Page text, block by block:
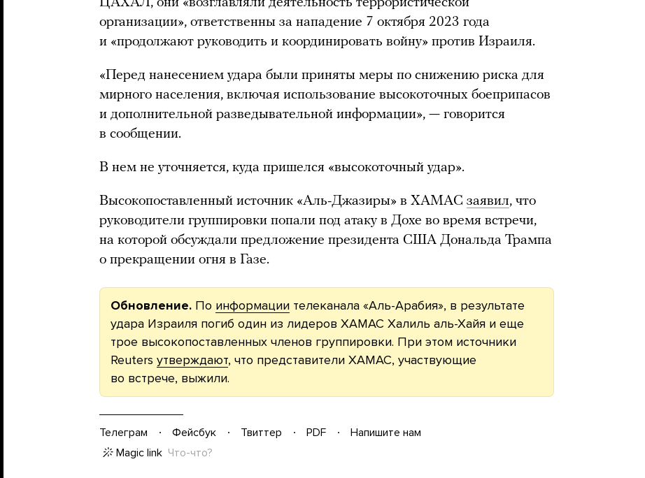
ЦАХАЛ, они «возглавляли деятельность террористической
организации», ответственны за нападение 7 октября 2023 года
и «продолжают руководить и координировать войну» против Израиля.
«Перед нанесением удара были приняты меры по снижению риска для
мирного населения, включая использование высокоточных боеприпасов
и дополнительной разведывательной информации», — говорится
в сообщении.
В нем не уточняется, куда пришелся «высокоточный удар».
Высокопоставленный источник «Аль-Джазиры» в ХАМАС заявил, что
руководители группировки попали под атаку в Дохе во время встречи,
на которой обсуждали предложение президента США Дональда Трампа
о прекращении огня в Газе.
Обновление. По информации телеканала «Аль-Арабия», в результате
удара Израиля погиб один из лидеров ХАМАС Халиль аль-Хайя и еще
трое высокопоставленных членов группировки. При этом источники
Reuters утверждают, что представители ХАМАС, участвующие
во встрече, выжили.
Телеграм Фейсбук Твиттер PDF
Напишите нам
Magic link Что-что?